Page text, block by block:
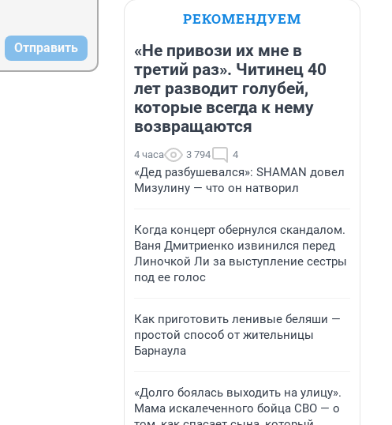
Отправить
РЕКОМЕНДУЕМ
«Не привози их мне в
третий раз». Читинец 40
лет разводит голубей,
которые всегда к нему
возвращаются
4 часа 3 794 4
«Дед разбушевался»: SHAMAN довел
Мизулину — что он натворил
Когда концерт обернулся скандалом.
Ваня Дмитриенко извинился перед
Линочкой Ли за выступление сестры
под ее голос
Как приготовить ленивые беляши —
простой способ от жительницы
Барнаула
«Долго боялась выходить на улицу».
Мама искалеченного бойца СВО — о